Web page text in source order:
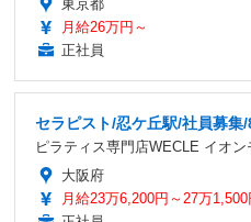
東京都
月給26万円～
正社員
セラピスト/忍ケ丘駅/社員募集
ピラティス専門店WECLE イオ
大阪府
月給23万6,200円～27万1,500